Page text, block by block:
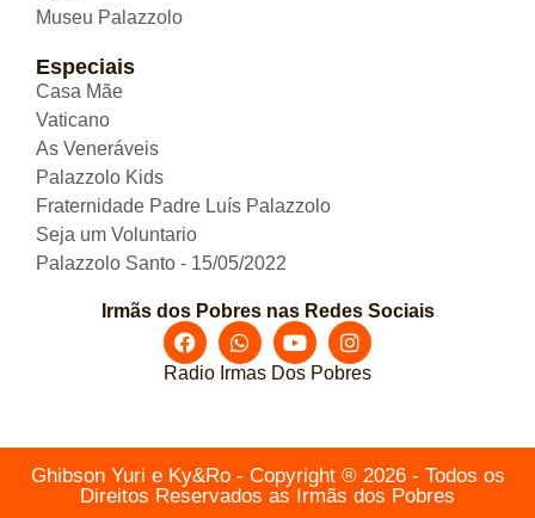
Museu Palazzolo
Especiais
Casa Mãe
Vaticano
As Veneráveis
Palazzolo Kids
Fraternidade Padre Luís Palazzolo
Seja um Voluntario
Palazzolo Santo - 15/05/2022
Irmãs dos Pobres nas Redes Sociais
Radio Irmas Dos Pobres
Ghibson Yuri e Ky&Ro - Copyright ® 2026 - Todos os
Direitos Reservados as Irmãs dos Pobres